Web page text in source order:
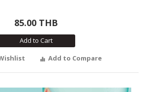
85.00 THB
Add to Cart
Add to Compare